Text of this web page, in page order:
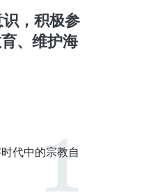
，积极参
、维护海
代中的宗教自